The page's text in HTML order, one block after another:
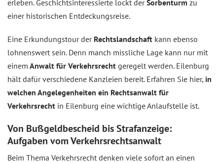
erleben. Geschichtsinteressierte lockt derSorbenturm zu
einer historischen Entdeckungsreise.
Eine Erkundungstour der Rechtslandschaft kann ebenso
lohnenswert sein. Denn manch missliche Lage kann nur mit
einem Anwalt für Verkehrsrecht geregelt werden. Eilenburg
hält dafür verschiedene Kanzleien bereit. Erfahren Sie hier, in
welchen Angelegenheiten ein Rechtsanwalt für
Verkehrsrecht in Eilenburg eine wichtige Anlaufstelle ist.
Von Bußgeldbescheid bis Strafanzeige:
Aufgaben vom Verkehrsrechtsanwalt
Beim Thema Verkehrsrecht denken viele sofort an einen